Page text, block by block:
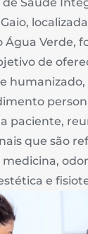
Água Verde,
de
humanizado,
paciente,
que são
medicina,
e